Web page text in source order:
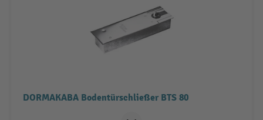
DORMAKABA Bodentürschließer BTS 80